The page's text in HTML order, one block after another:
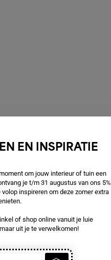
EN INSPIRATIE
om jouw interieur of tuin een
je t/m 31 augustus van ons 5%
inspireren om deze zomer extra
of shop online vanuit je luie
uit je te verwelkomen!